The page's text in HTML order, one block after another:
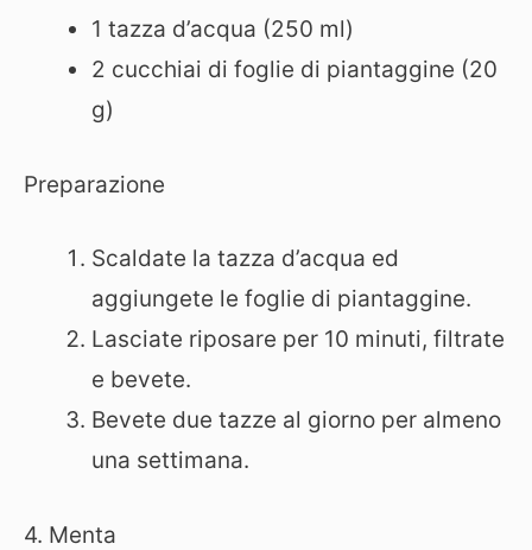
1 tazza d’acqua (250 ml)
2 cucchiai di foglie di piantaggine (20
g)
Preparazione
Scaldate la tazza d’acqua ed
aggiungete le foglie di piantaggine.
Lasciate riposare per 10 minuti, filtrate
e bevete.
Bevete due tazze al giorno per almeno
una settimana.
4. Menta